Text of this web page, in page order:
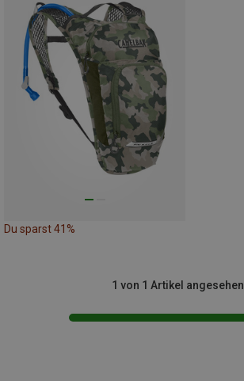
Du sparst 41%
1 von 1 Artikel angesehen